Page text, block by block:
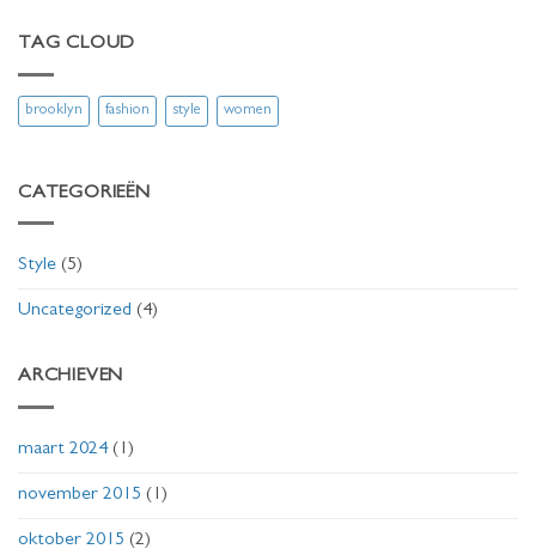
TAG CLOUD
brooklyn fashion style women
CATEGORIEËN
Style (5)
Uncategorized (4)
ARCHIEVEN
maart 2024(1)
november 2015 (1)
oktober 2015 (2)